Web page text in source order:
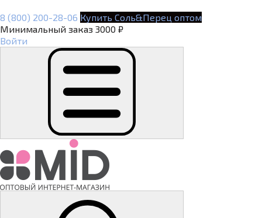
8 (800) 200-28-06 Купить Соль&Перец оптом
Минимальный заказ 3000 ₽
Войти